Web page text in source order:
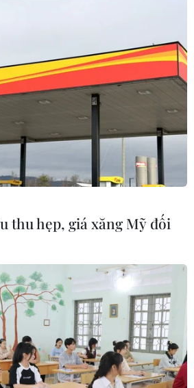
thu hẹp, giá xăng Mỹ đối